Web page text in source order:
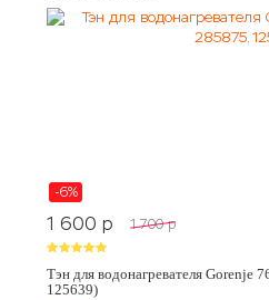
-6%
1 600 p 1 700 p
Тэн для водонагревателя Gorenje
125639)